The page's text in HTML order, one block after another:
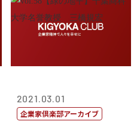
2021.03.01
企業家倶楽部アーカイブ